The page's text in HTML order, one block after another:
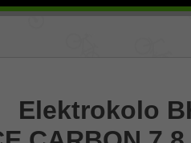
Elektrokolo